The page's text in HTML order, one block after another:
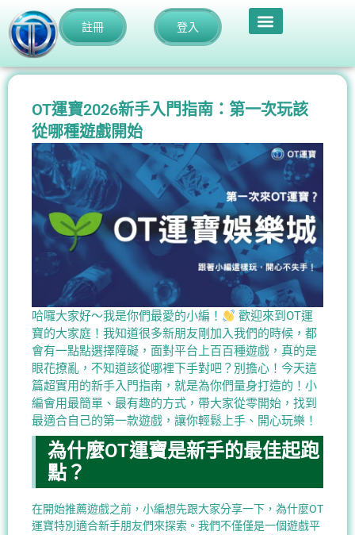
註冊 登入
OT運寶2026新手入門指南：第一次玩該
從哪種遊戲開始
哈囉大家好～我是你們最愛的小編！
歡迎來到OT運
寶的大家庭！我知道很多新朋友剛加入我們的時候，都
會有一點點選擇障礙，面對平台上百百種遊戲，真的是
眼花撩亂，不知道該從哪裡下手對吧？別擔心！今天這
篇超實用的新手入門指南，就是為你們量身打造的！小
編會用最簡單、最有趣的方式，帶大家從零開始，找到
最適合自己的第一款遊戲，讓你輕鬆上手、開心玩樂！
為什麼OT運寶是新手的最佳起跑
點？
在開始推薦遊戲之前，小編想先跟大家分享一下，為什麼OT
運寶特別適合新手朋友們來探索。我們不僅僅是一個遊戲平